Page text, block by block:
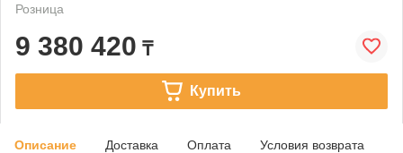
Розница
9 380 420 ₸
Купить
Описание Доставка Оплата Условия возврата